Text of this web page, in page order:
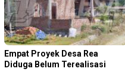
Empat Proyek Desa Rea
Diduga Belum Terealisasi